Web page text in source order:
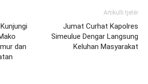
dan
Artikulli tjetër
Jumat Curhat Kapolres
Simeulue Dengar Langsung
Keluhan Masyarakat